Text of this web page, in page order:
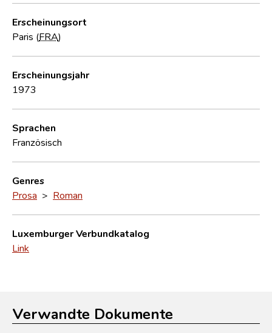
Erscheinungsort
Paris (FRA)
Erscheinungsjahr
1973
Sprachen
Französisch
Genres
Prosa > Roman
Luxemburger Verbundkatalog
Link
Verwandte Dokumente